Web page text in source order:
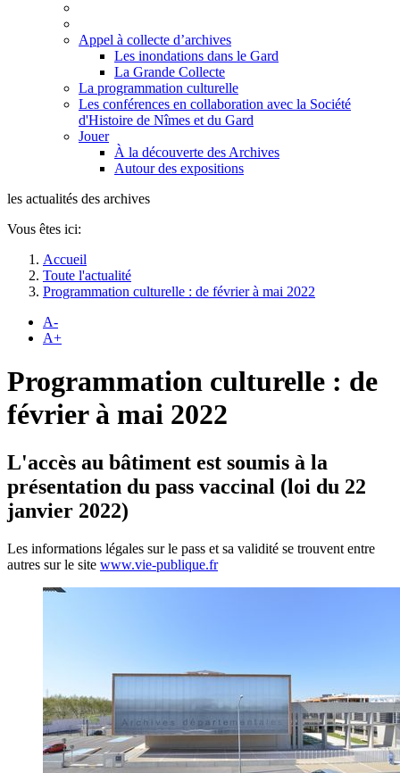
Appel à collecte d’archives
Les inondations dans le Gard
La Grande Collecte
La programmation culturelle
Les conférences en collaboration avec la Société
d'Histoire de Nîmes et du Gard
Jouer
À la découverte des Archives
Autour des expositions
les actualités des archives
Vous êtes ici:
Accueil
Toute l'actualité
Programmation culturelle : de février à mai 2022
A-
A+
Programmation culturelle : de
février à mai 2022
L'accès au bâtiment est soumis à la
présentation du pass vaccinal (loi du 22
janvier 2022)
Les informations légales sur le pass et sa validité se trouvent entre
autres sur le site www.vie-publique.fr